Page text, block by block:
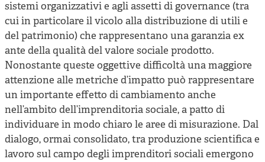
sistemi organizzativi e agli assetti di governance (tra
cui in particolare il vicolo alla distribuzione di utili e
del patrimonio) che rappresentano una garanzia ex
ante della qualità del valore sociale prodotto.
Nonostante queste oggettive difficoltà una maggiore
attenzione alle metriche d’impatto può rappresentare
un importante effetto di cambiamento anche
nell’ambito dell’imprenditoria sociale, a patto di
individuare in modo chiaro le aree di misurazione. Dal
dialogo, ormai consolidato, tra produzione scientifica e
lavoro sul campo degli imprenditori sociali emergono